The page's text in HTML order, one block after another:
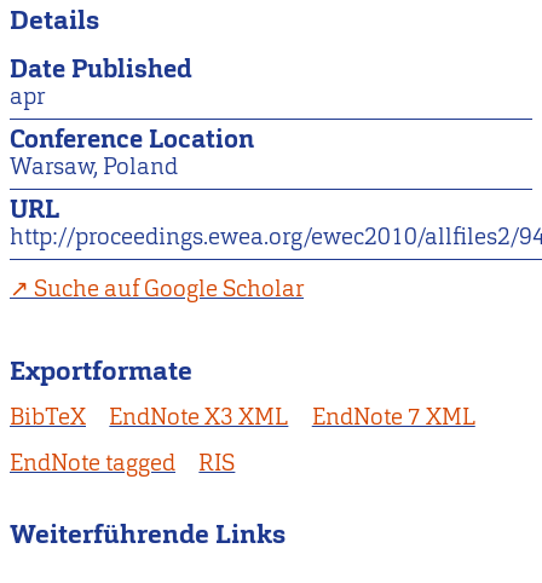
Details
Date Published
apr
Conference Location
Warsaw, Poland
URL
http://proceedings.ewea.org/ewec2010/allfiles2/
Suche auf Google Scholar
Exportformate
BibTeX EndNote X3 XML
EndNote 7 XML
EndNote tagged
RIS
Weiterführende Links